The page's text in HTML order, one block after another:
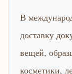
В
доставку
вещей,
косметики,